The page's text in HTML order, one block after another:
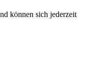
können sich jederzeit